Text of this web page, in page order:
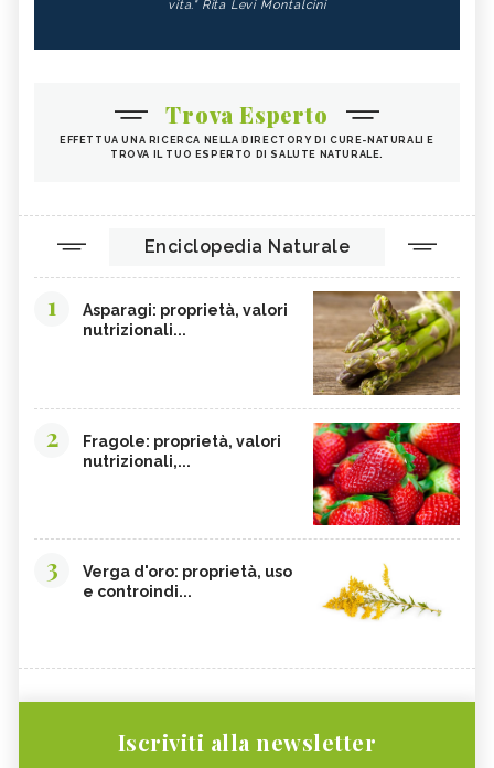
vita." Rita Levi Montalcini
Trova Esperto
EFFETTUA UNA RICERCA NELLA DIRECTORY DI CURE-NATURALI E
TROVA IL TUO ESPERTO DI SALUTE NATURALE.
Enciclopedia Naturale
1
Asparagi: proprietà, valori
nutrizionali...
2
Fragole: proprietà, valori
nutrizionali,...
3
Verga d'oro: proprietà, uso
e controindi...
Iscriviti alla newsletter